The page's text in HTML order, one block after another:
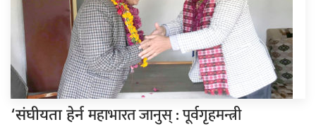
‘संघीयता हेर्नमहाभारत जानुस् : पूर्वगृहमन्त्री